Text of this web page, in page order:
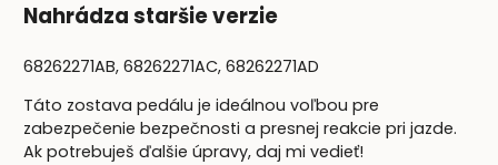
Nahrádza staršie verzie
68262271AB, 68262271AC, 68262271AD
Táto zostava pedálu je ideálnou voľbou pre
zabezpečenie bezpečnosti a presnej reakcie pri jazde.
Ak potrebuješ ďalšie úpravy, daj mi vedieť!